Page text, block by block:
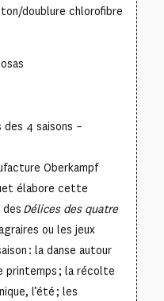
doublure chlorofibre
4 saisons –
Oberkampf
élabore cette
des Délices des quatre
ou les jeux
: la danse autour
printemps ; la récolte
l’été ; les